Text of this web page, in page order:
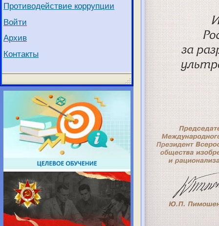
Противодействие коррупции
Войти
Архив
Контакты